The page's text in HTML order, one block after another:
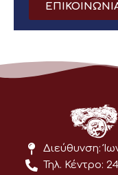
Διεύθυνση:
Τηλ. Κέντρο: